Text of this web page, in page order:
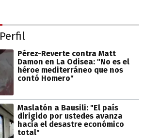
Pérez-Reverte contra Matt
Damon en La Odisea: "No es el
héroe mediterráneo que nos
contó Homero"
Maslatón a Bausili: "El país
dirigido por ustedes avanza
hacia el desastre económico
total"